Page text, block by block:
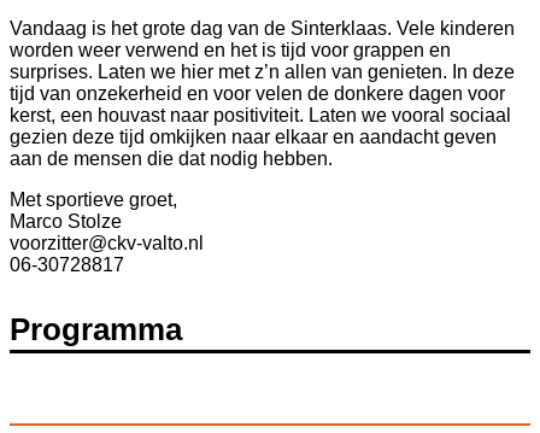
Vandaag is het grote dag van de Sinterklaas. Vele kinderen
worden weer verwend en het is tijd voor grappen en
surprises. Laten we hier met z’n allen van genieten. In deze
tijd van onzekerheid en voor velen de donkere dagen voor
kerst, een houvast naar positiviteit. Laten we vooral sociaal
gezien deze tijd omkijken naar elkaar en aandacht geven
aan de mensen die dat nodig hebben.
Met sportieve groet,
Marco Stolze
voorzitter@ckv-valto.nl
06-30728817
Programma